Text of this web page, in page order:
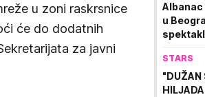
u zoni raskrsnice
će do dodatnih
za javni
u
STARS
"DUŽAN